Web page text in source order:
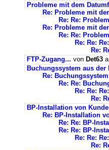
Probleme mit dem
Re: Probleme mit
Re: Re:
Re: Probleme mit
Re: Re:
Re: Re:
Re:
FTP-Zugang... von Det63
Buchungssystem aus der
Re:
Re: Re:
Re: Re:
Re:
BP-Installation von
Re: BP-Installation
Re: Re: BP-
Re: Re: BP-
Re: Re:
Re: